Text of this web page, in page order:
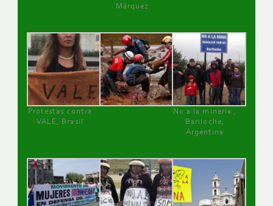
Márquez
Protestas contra
VALE, Brasil
No a la minería ,
Bariloche,
Argentina